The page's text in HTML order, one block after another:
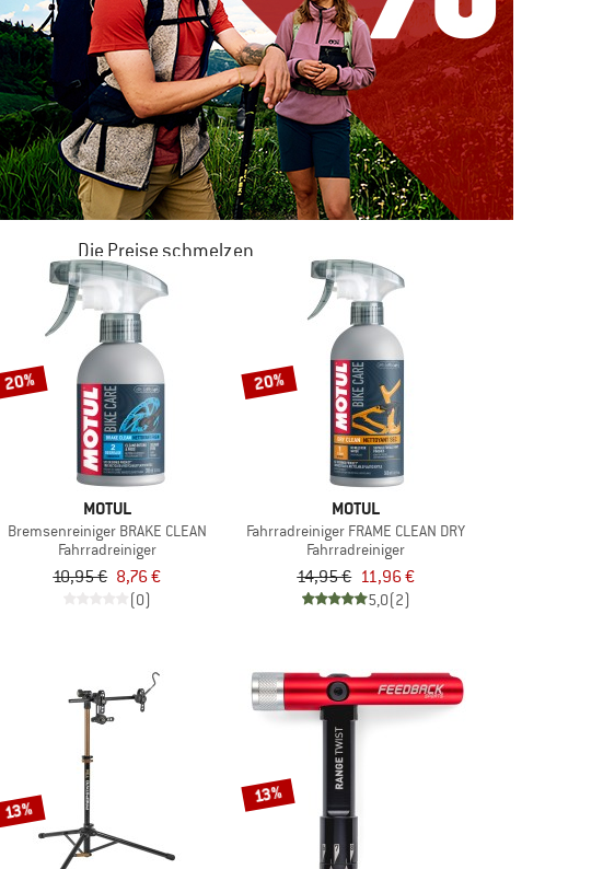
Die Preise schmelzen
JETZT BIS ZU 50% RABATT
ZUM SOMMER SALE
20%
MOTUL
Bremsenreiniger BRAKE CLEAN
Fahrradreiniger
10,95 € 8,76 €
(0)
20%
MOTUL
Fahrradreiniger FRAME CLEAN DRY
Fahrradreiniger
14,95 € 11,96 €
5,0(2)
13%
13%